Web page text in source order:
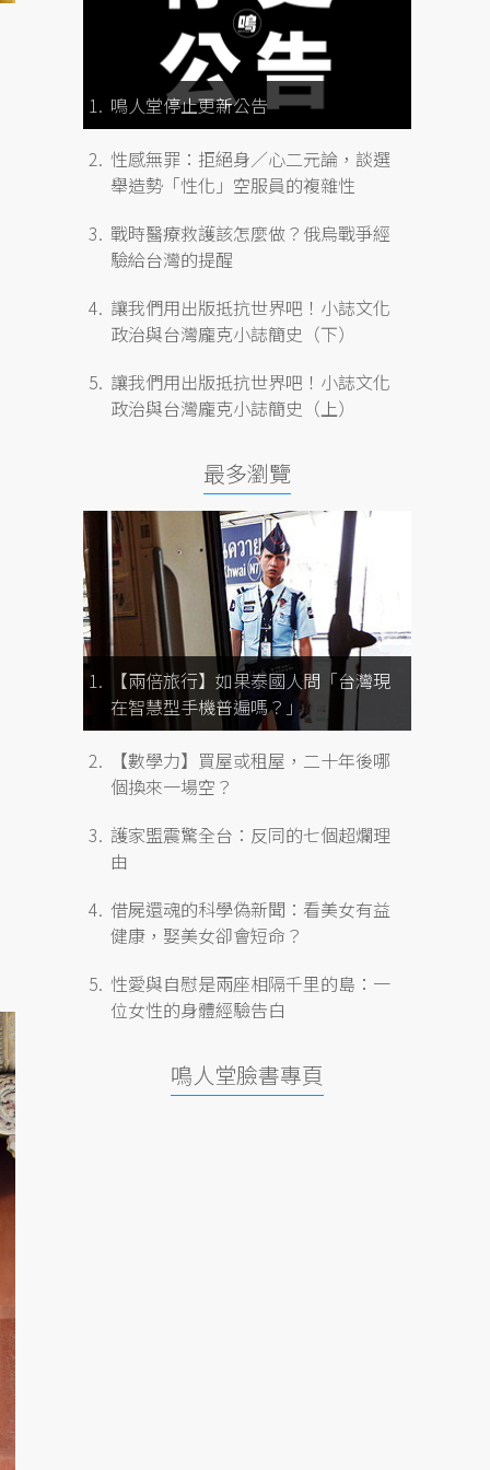
鳴人堂停止更新公告
性感無罪：拒絕身／心二元論，談選
舉造勢「性化」空服員的複雜性
戰時醫療救護該怎麼做？俄烏戰爭經
驗給台灣的提醒
讓我們用出版抵抗世界吧！小誌文化
政治與台灣龐克小誌簡史（下）
讓我們用出版抵抗世界吧！小誌文化
政治與台灣龐克小誌簡史（上）
最多瀏覽
【兩倍旅行】如果泰國人問「台灣現
在智慧型手機普遍嗎？」
【數學力】買屋或租屋，二十年後哪
個換來一場空？
護家盟震驚全台：反同的七個超爛理
由
借屍還魂的科學偽新聞：看美女有益
健康，娶美女卻會短命？
性愛與自慰是兩座相隔千里的島：一
位女性的身體經驗告白
鳴人堂臉書專頁